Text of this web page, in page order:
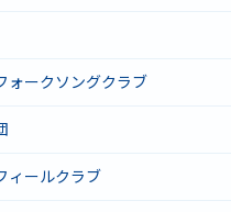
ォークソングクラブ
ィールクラブ